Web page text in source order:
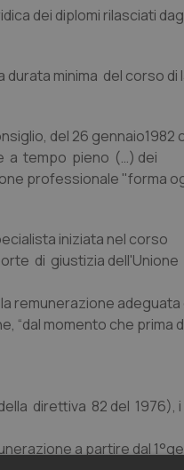
dei diplomi rilasciati
minima del corso di
del 26 gennaio1982
a tempo pieno (…) dei
professionale "forma
iniziata nel corso
di giustizia dell'Unione
remunerazione adeguata
“dal momento che prima
direttiva 82 del 1976), i
a partire dal